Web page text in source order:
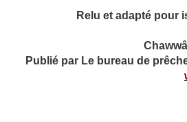
Relu et adapté pour
Publié par Le bureau de